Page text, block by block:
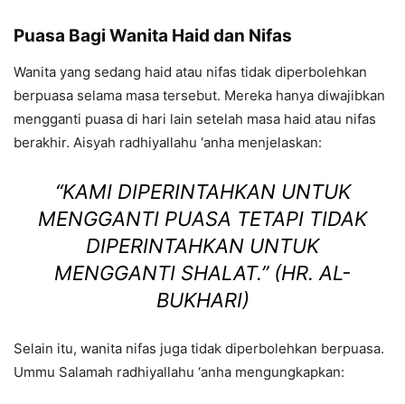
Puasa Bagi Wanita Haid dan Nifas
Wanita yang sedang haid atau nifas tidak diperbolehkan
berpuasa selama masa tersebut. Mereka hanya diwajibkan
mengganti puasa di hari lain setelah masa haid atau nifas
berakhir. Aisyah radhiyallahu ‘anha menjelaskan:
“KAMI DIPERINTAHKAN UNTUK
MENGGANTI PUASA TETAPI TIDAK
DIPERINTAHKAN UNTUK
MENGGANTI SHALAT.”(HR. AL-
BUKHARI)
Selain itu, wanita nifas juga tidak diperbolehkan berpuasa.
Ummu Salamah radhiyallahu ‘anha mengungkapkan: